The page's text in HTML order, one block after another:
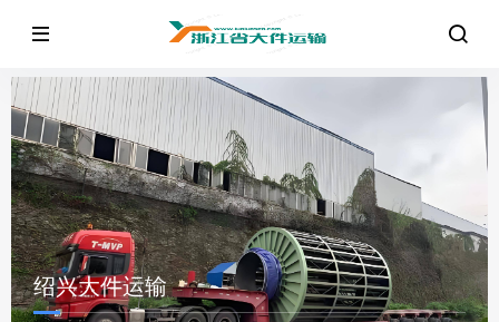
绍兴大件运输